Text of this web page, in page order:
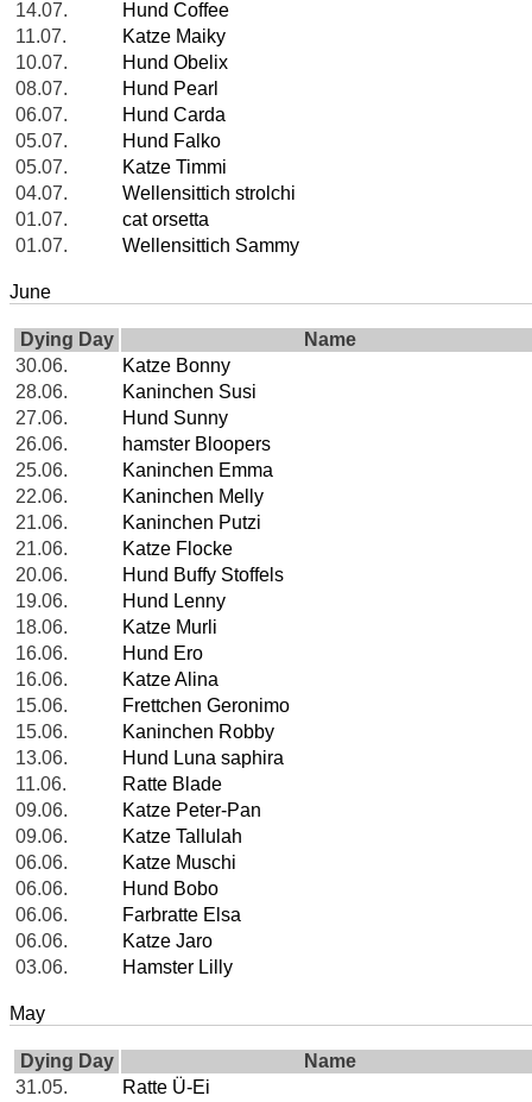
14.07.
Hund Coffee
11.07.
Katze Maiky
10.07.
Hund Obelix
08.07.
Hund Pearl
06.07.
Hund Carda
05.07.
Hund Falko
05.07.
Katze Timmi
04.07.
Wellensittich strolchi
01.07.
cat orsetta
01.07.
Wellensittich Sammy
June
Dying Day
Name
30.06.
Katze Bonny
28.06.
Kaninchen Susi
27.06.
Hund Sunny
26.06.
hamster Bloopers
25.06.
Kaninchen Emma
22.06.
Kaninchen Melly
21.06.
Kaninchen Putzi
21.06.
Katze Flocke
20.06.
Hund Buffy Stoffels
19.06.
Hund Lenny
18.06.
Katze Murli
16.06.
Hund Ero
16.06.
Katze Alina
15.06.
Frettchen Geronimo
15.06.
Kaninchen Robby
13.06.
Hund Luna saphira
11.06.
Ratte Blade
09.06.
Katze Peter-Pan
09.06.
Katze Tallulah
06.06.
Katze Muschi
06.06.
Hund Bobo
06.06.
Farbratte Elsa
06.06.
Katze Jaro
03.06.
Hamster Lilly
May
Dying Day
Name
31.05.
Ratte Ü-Ei